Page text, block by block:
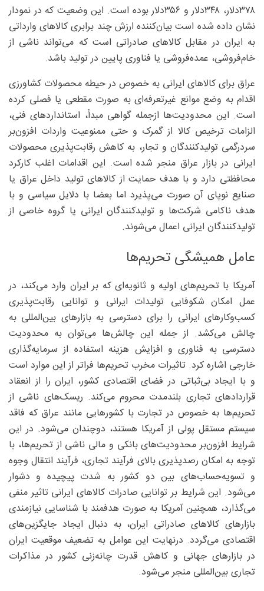
۳۷۸‌دلار، ۳۴۸‌دلار و ۳۵۶‌دلار بوده است. این وضعیت که در نمودار
نشان داده شده است بیان‌کننده ارزش چند برابری کالاهای وارداتی
به ایران در مقابل کالاهای صادراتی است که می‌تواند ناشی از
خام‌فروشی، عمده‌فروشی یا فناوری پایین در تولید باشد.
عراق برای کالاهای ایرانی به خصوص در حیطه محصولات کشاورزی
اقدام به وضع موانع غیرتعرفه‌ای به صورت مقطعی یا فصلی کرده
است. این محدودیت‌ها ازجمله گواهی مبدأ، استانداردهای فنی،
الزامات ترخیص کالا از گمرک و حتی ممنوعیت واردات افزون‌بر
سردرگمی تولیدکنندگان و تجار، به کاهش رقابت‌پذیری محصولات
ایرانی در بازار عراق منجر شده است. این اقدامات اغلب کارکرد
محافظتی دارد و با هدف حمایت از کالاهای تولید داخل عراق یا
صنایع نوپای آن صورت می‌پذیرد اما بعضا با دلایل سیاسی و با
هدف ناکامی شرکت‌ها و تولیدکنندگان ایرانی یا گروه خاصی از
تولیدکنندگان ایرانی اعمال می‌شوند.
عامل همیشگی تحریم‌ها
آمریکا با تحریم‌های اولیه و ثانویه‌ای که بر ایران وارد می‌کند، در
عمل امکان شکوفایی تولیدات ایرانی و توانایی رقابت‌پذیری
کسب‌وکارهای ایرانی را برای دسترسی به بازارهای بین‌المللی به
چالش می‌کشد. از جمله این چالش‌ها می‌توان به محدودیت
دسترسی به فناوری و افزایش هزینه استفاده از سرمایه‌گذاری
خارجی اشاره کرد. تاثیرات مخرب تحریم‌ها فراتر از این موارد است
و با ایجاد بی‌ثباتی در فضای اقتصادی کشور، ایران را از انعقاد
قراردادهای تجاری بلندمدت محروم می‌کند. ریسک‌های ناشی از
تحریم‌ها به خصوص در تجارت با کشورهایی مانند عراق که فاقد
سیستم مستقل پولی از آمریکا هستند، دوچندان می‌شود. در این
شرایط افزون‌بر محدودیت‌های بانکی و مالی ناشی از تحریم‌ها، با
توجه به امکان رصدپذیری بالای فرآیند تجاری، فرآیند انتقال وجوه
و تسویه‌حساب‌های بین دو کشور به شدت پیچیده و دشوار
می‌شود. این شرایط بر توانایی صادرات کالاهای ایرانی تاثیر منفی
می‌گذارد، همچنین آمریکا به صورت هدفمند با شناسایی نیازمندی
بازارهای کالاهای صادراتی ایران، به دنبال ایجاد جایگزین‌های
اقتصادی می‌گردد. درنهایت این عوامل به تضعیف موقعیت ایران
در بازارهای جهانی و کاهش قدرت چانه‌زنی کشور در مذاکرات
تجاری بین‌المللی منجر می‌شود.